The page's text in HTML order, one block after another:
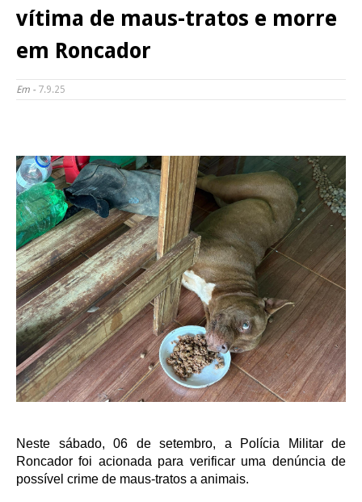
vítima de maus-tratos e morre
em Roncador
Em - 7.9.25
Neste sábado, 06 de setembro, a Polícia Militar de
Roncador foi acionada para verificar uma denúncia de
possível crime de maus-tratos a animais.